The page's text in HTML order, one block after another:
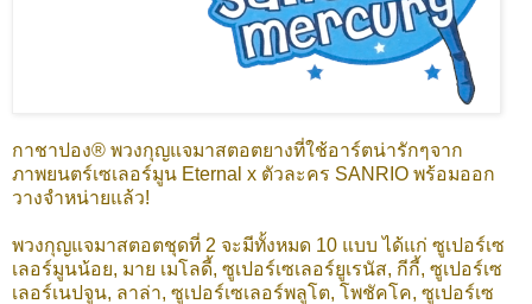
กาชาปอง® พวงกุญแจมาสตอตยางที่ใช้อาร์ตน่ารักๆจาก
ภาพยนตร์เซเลอร์มูน Eternal x ตัวละคร SANRIO พร้อมออก
วางจำหน่ายแล้ว!
พวงกุญแจมาสตอตชุดที่ 2 จะมีทั้งหมด 10 แบบ ได้แก่ ซูเปอร์เซ
เลอร์มูนน้อย, มาย เมโลดี้, ซูเปอร์เซเลอร์ยูเรนัส, กีกี้, ซูเปอร์เซ
เลอร์เนปจูน, ลาล่า, ซูเปอร์เซเลอร์พลูโต, โพชัคโค, ซูเปอร์เซ